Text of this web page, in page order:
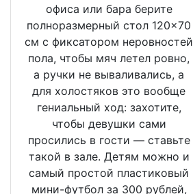
офиса или бара берите
полноразмерный стол 120×70
см с фиксатором неровностей
пола, чтобы мяч летел ровно,
а ручки не вываливались, а
для холостяков это вообще
гениальный ход: захотите,
чтобы девушки сами
просились в гости — ставьте
такой в зале. Детям можно и
самый простой пластиковый
мини-футбол за 300 рублей,